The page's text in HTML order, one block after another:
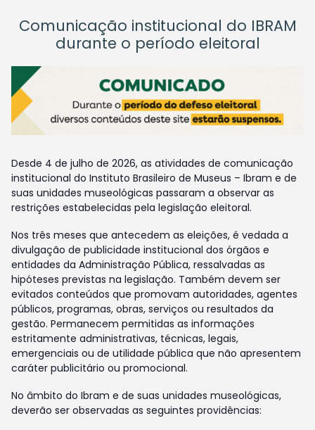
Comunicação institucional do IBRAM
durante o período eleitoral
Desde 4 de julho de 2026, as atividades de comunicação
institucional do Instituto Brasileiro de Museus – Ibram e de
suas unidades museológicas passaram a observar as
restrições estabelecidas pela legislação eleitoral.
Nos três meses que antecedem as eleições, é vedada a
divulgação de publicidade institucional dos órgãos e
entidades da Administração Pública, ressalvadas as
hipóteses previstas na legislação. Também devem ser
evitados conteúdos que promovam autoridades, agentes
públicos, programas, obras, serviços ou resultados da
gestão. Permanecem permitidas as informações
estritamente administrativas, técnicas, legais,
emergenciais ou de utilidade pública que não apresentem
caráter publicitário ou promocional.
No âmbito do Ibram e de suas unidades museológicas,
deverão ser observadas as seguintes providências: